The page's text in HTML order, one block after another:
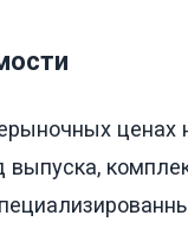
ценах